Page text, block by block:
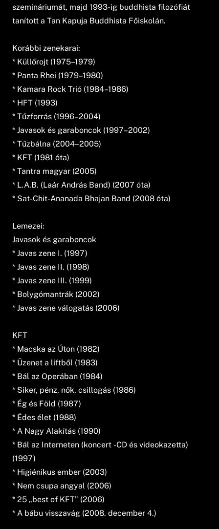
szemináriumát, majd 1993-ig buddhista filozófiát
tanított a Tan Kapuja Buddhista Főiskolán.
Korábbi zenekarai:
* Küllőrojt (1975–1979)
* Panta Rhei (1979–1980)
* Kamara Rock Trió (1984–1986)
* HFT (1993)
* Tűzforrás (1996–2004)
* Javasok és garaboncok (1997–2002)
* Tűzbálna (2004–2005)
* KFT (1981 óta)
* Tantra magyar (2005)
* L.A.B. (Laár András Band) (2007 óta)
* Sat-Chit-Ananada Bhajan Band (2008 óta)
Lemezei:
Javasok és garaboncok
* Javas zene I. (1997)
* Javas zene II. (1998)
* Javas zene III. (1999)
* Bolygómantrák (2002)
* Javas zene válogatás (2006)
KFT
* Macska az Úton (1982)
* Üzenet a liftből (1983)
* Bál az Operában (1984)
* Siker, pénz, nők, csillogás (1986)
* Ég és Föld (1987)
* Édes élet (1988)
* A Nagy Alakítás (1990)
* Bál az Interneten (koncert -CD és videokazetta)
(1997)
* Higiénikus ember (2003)
* Nem csupa angyal (2006)
* 25 „best of KFT” (2006)
* A bábu visszavág (2008. december 4.)